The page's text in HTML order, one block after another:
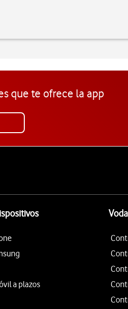
que te ofrece la app
a plazos